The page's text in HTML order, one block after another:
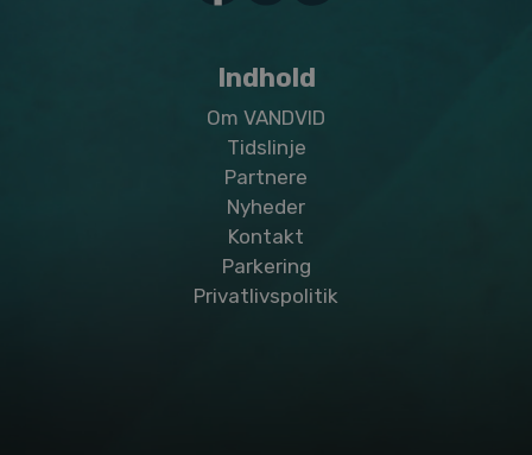
Indhold
Om VANDVID
Tidslinje
Partnere
Nyheder
Kontakt
Parkering
Privatlivspolitik